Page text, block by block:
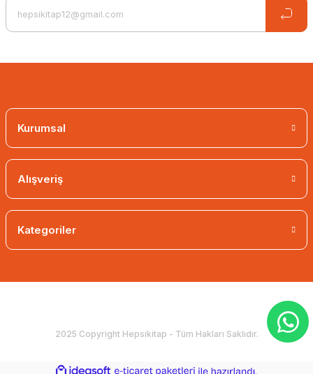
Kurumsal
Alışveriş
Kategoriler
2025 Copyright Hepsikitap - Tüm Hakları Saklıdır.
ideasoft e-